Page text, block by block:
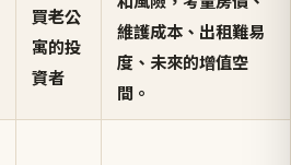
買老公
寓的投
資者
維護成本、出租難易
度、未來的增值空
間。